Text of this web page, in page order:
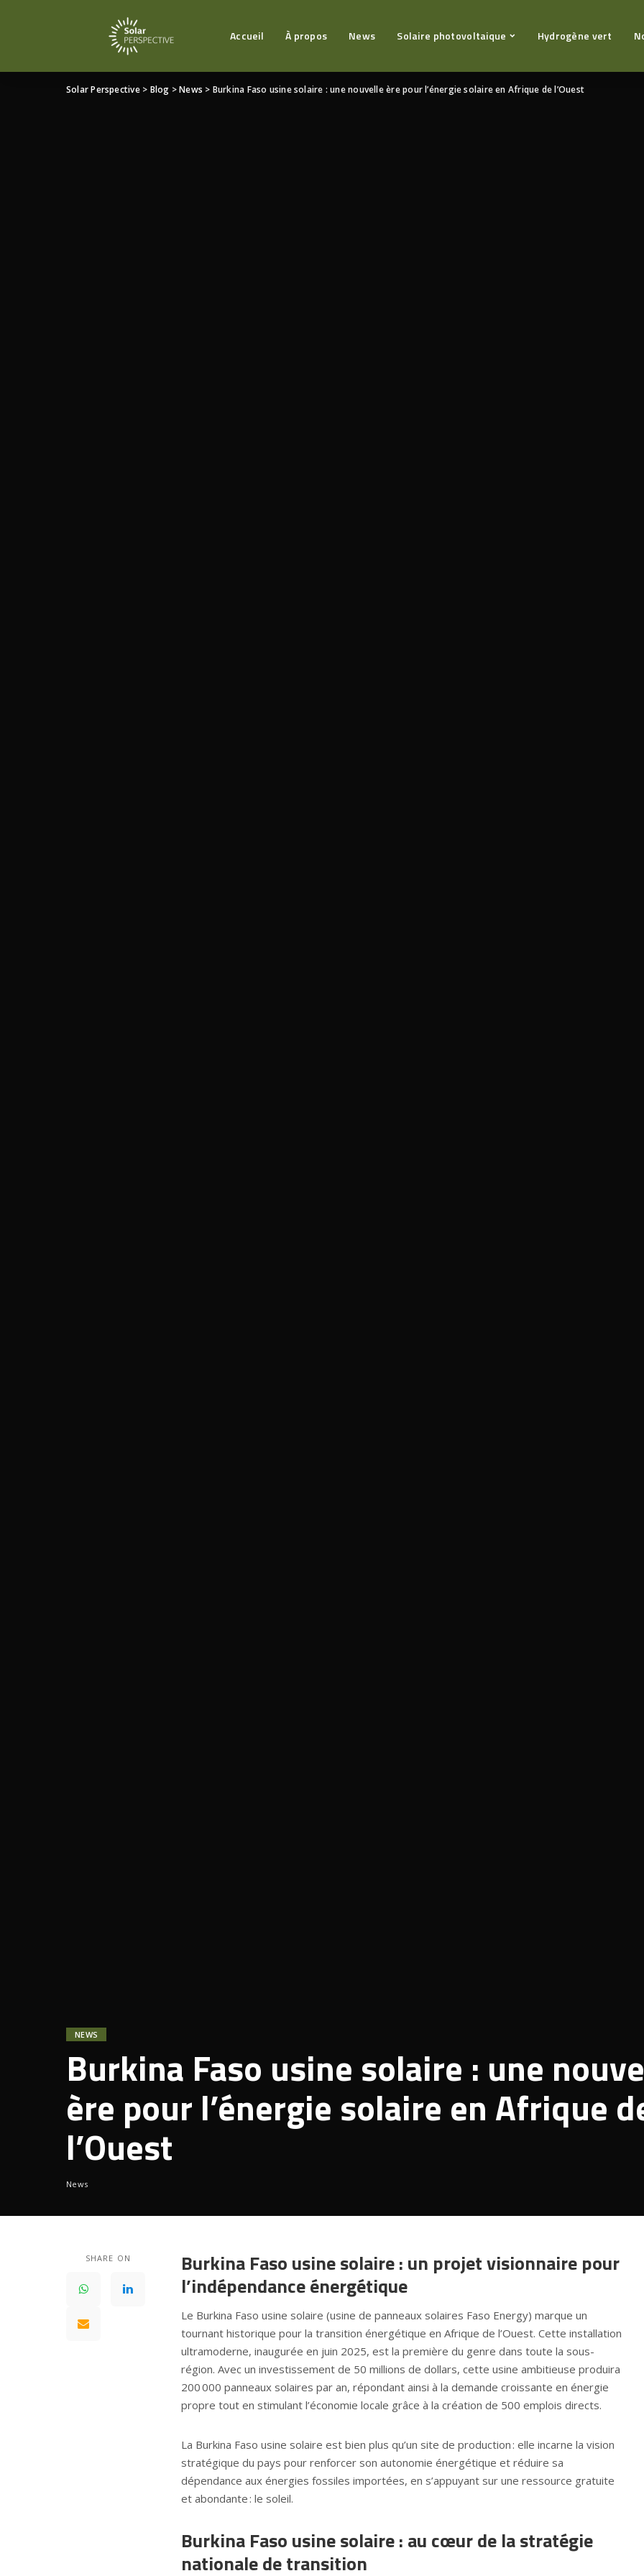
Accueil À propos News Solaire photovoltaique Hydrogène vert
Solar Perspective> Blog >News > Burkina Faso usine solaire : une nouvelle ère pour l’énergie solaire en Afrique de l’Ouest
NEWS
Burkina Faso usine solaire : une
ère pour l’énergie solaire en Afrique
l’Ouest
News
SHARE ON
Burkina Faso usine solaire : un projet visionnaire pour
l’indépendance énergétique
Le Burkina Faso usine solaire (usine de panneaux solaires Faso Energy) marque un
tournant historique pour la transition énergétique en Afrique de l’Ouest. Cette installation
ultramoderne, inaugurée en juin 2025, est la première du genre dans toute la sous-
région. Avec un investissement de 50 millions de dollars, cette usine ambitieuse produira
200 000 panneaux solaires par an, répondant ainsi à la demande croissante en énergie
propre tout en stimulant l’économie locale grâce à la création de 500 emplois directs.
La Burkina Faso usine solaire est bien plus qu’un site de production : elle incarne la vision
stratégique du pays pour renforcer son autonomie énergétique et réduire sa
dépendance aux énergies fossiles importées, en s’appuyant sur une ressource gratuite
et abondante : le soleil.
Burkina Faso usine solaire : au cœur de la stratégie
nationale de transition